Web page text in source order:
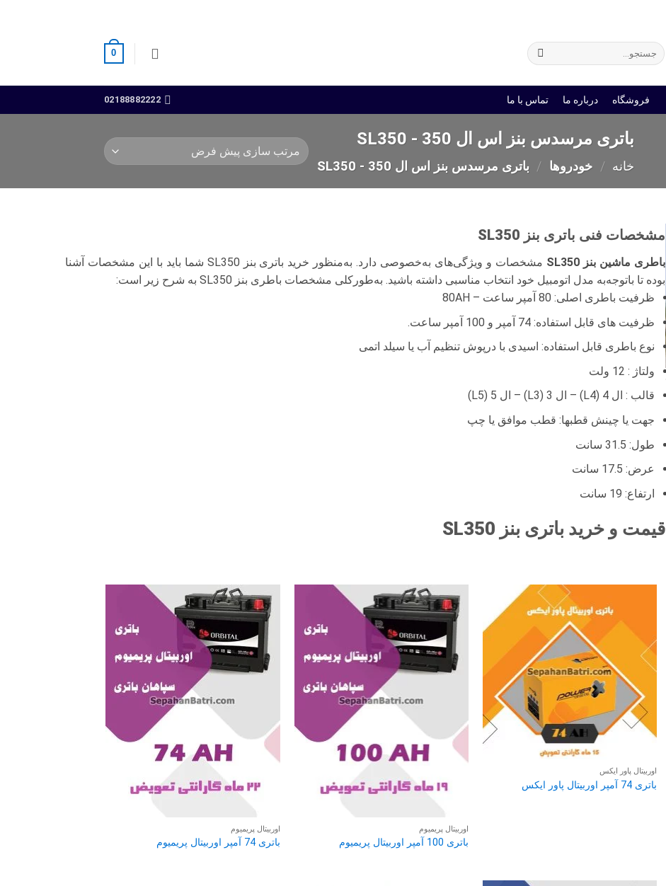
جستجو
برای:
0
فروشگاه درباره ما تماس با ما 02188882222
باتری مرسدس بنز اس ال 350 - SL350
خانه / خودروها / باتری مرسدس بنز اس ال 350 - SL350
مشخصات فنی باتری بنز SL350
باطری ماشین بنز SL350
مشخصات و ویژگی‌های به‌خصوصی دارد. به‌منظور خرید باتری بنز SL350 شما باید با این مشخصات آشنا
بوده تا با‌توجه‌به مدل اتومبیل خود انتخاب مناسبی داشته باشید. به‌طورکلی مشخصات باطری بنز SL350 به شرح زیر است:
ظرفیت باطری اصلی: 80 آمپر ساعت – 80AH
ظرفیت های قابل استفاده: 74 آمپر و 100 آمپر ساعت.
نوع باطری قابل استفاده: اسیدی با درپوش تنظیم آب یا سیلد اتمی
ولتاژ : 12 ولت
قالب : ال 4 (L4) – ال 3 (L3) – ال 5 (L5)
جهت یا چینش قطبها: قطب موافق یا چپ
طول: 31.5 سانت
عرض: 17.5 سانت
ارتفاع: 19 سانت
قیمت و خرید باتری بنز SL350
اوربیتال پاور ایکس
باتری 74 آمپر اوربیتال پاور ایکس
اوربیتال پریمیوم
باتری 100 آمپر اوربیتال پریمیوم
اوربیتال پریمیوم
باتری 74 آمپر اوربیتال پریمیوم